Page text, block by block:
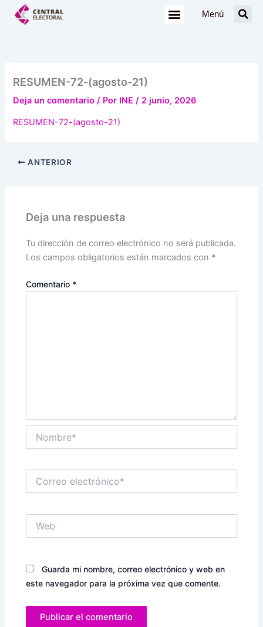
Menú
RESUMEN-72-(agosto-21)
Deja un comentario / Por INE/ 2 junio, 2026
RESUMEN-72-(agosto-21)
ANTERIOR
Deja una respuesta
Tu dirección de correo electrónico no será publicada.
Los campos obligatorios están marcados con *
Comentario *
electrónico*
Guarda mi nombre, correo electrónico y web en
este navegador para la próxima vez que comente.